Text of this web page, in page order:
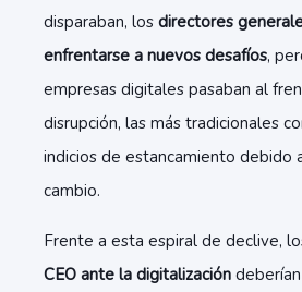
disparaban, los directores
enfrentarse a nuevos desafíos,
empresas digitales pasaban al
disrupción, las más tradicionales
indicios de estancamiento debido
cambio.
Frente a esta espiral de declive,
CEO ante la digitalización